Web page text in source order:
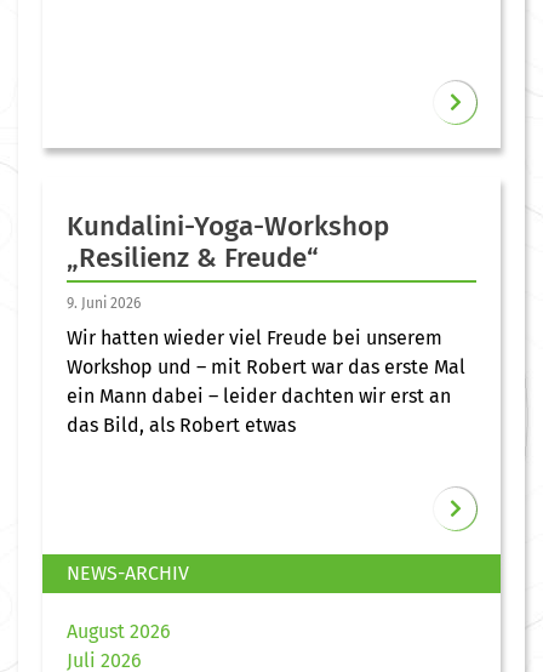
Kundalini-Yoga-Workshop
„Resilienz & Freude“
9. Juni 2026
Wir hatten wieder viel Freude bei unserem
Workshop und – mit Robert war das erste Mal
ein Mann dabei – leider dachten wir erst an
das Bild, als Robert etwas
NEWS-ARCHIV
August 2026
Juli 2026